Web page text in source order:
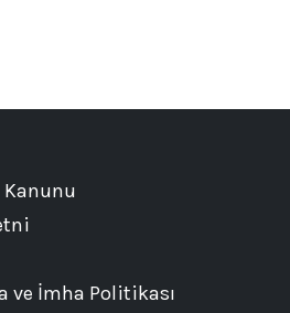
Kanunu
ve İmha Politikası